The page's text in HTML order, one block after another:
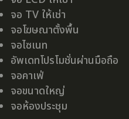
จอ TV ให้เช่า
จอโฆษณาตั้งพื้น
จอไซเนท
อัพเดทโปรโมชั่นผ่านมือถือ
จอคาเฟ่
จอขนาดใหญ่
จอห้องประชุม